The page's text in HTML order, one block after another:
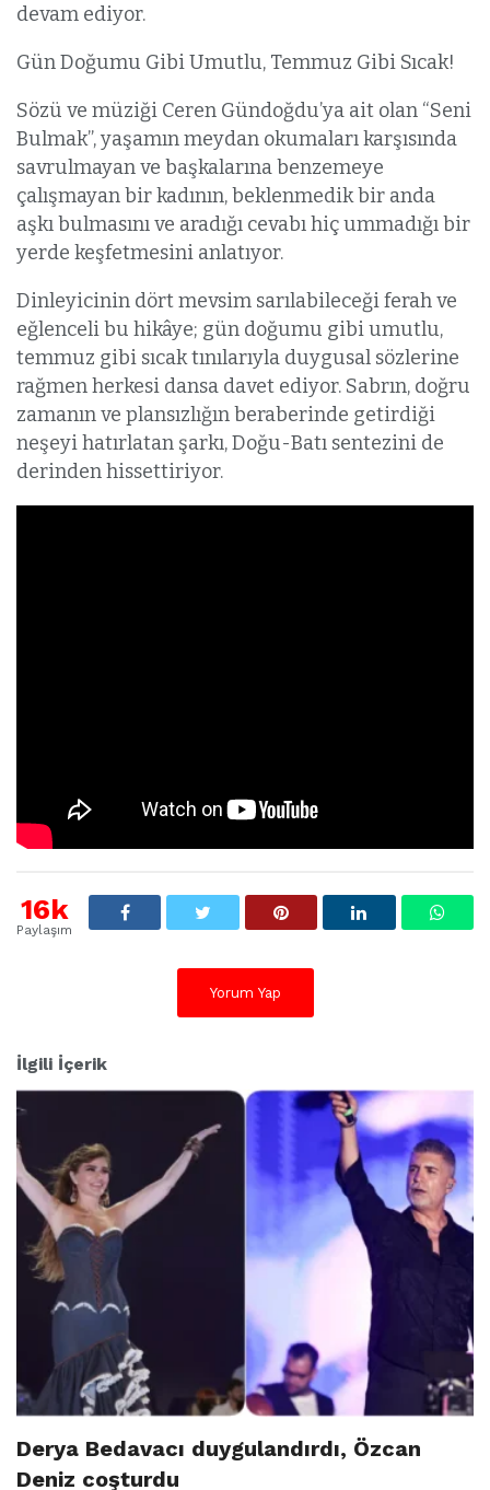
devam ediyor.
Gün Doğumu Gibi Umutlu, Temmuz Gibi Sıcak!
Sözü ve müziği Ceren Gündoğdu’ya ait olan “Seni
Bulmak”, yaşamın meydan okumaları karşısında
savrulmayan ve başkalarına benzemeye
çalışmayan bir kadının, beklenmedik bir anda
aşkı bulmasını ve aradığı cevabı hiç ummadığı bir
yerde keşfetmesini anlatıyor.
Dinleyicinin dört mevsim sarılabileceği ferah ve
eğlenceli bu hikâye; gün doğumu gibi umutlu,
temmuz gibi sıcak tınılarıyla duygusal sözlerine
rağmen herkesi dansa davet ediyor. Sabrın, doğru
zamanın ve plansızlığın beraberinde getirdiği
neşeyi hatırlatan şarkı, Doğu-Batı sentezini de
derinden hissettiriyor.
16k
Paylaşım
Yorum Yap
İlgili İçerik
Derya Bedavacı duygulandırdı, Özcan
Deniz coşturdu